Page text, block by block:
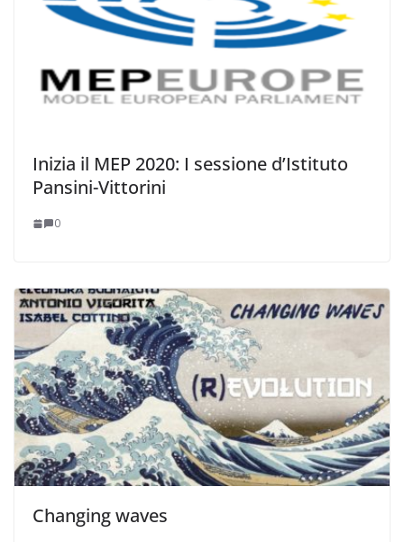
Inizia il MEP 2020: I sessione d’Istituto
Pansini-Vittorini
0
Changing waves